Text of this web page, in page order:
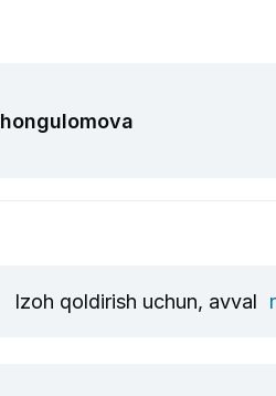
Izoh qoldirish uchun, avval